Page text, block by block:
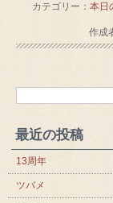
カテゴリー： 本日
作成
最近の投稿
13周年
ツバメ